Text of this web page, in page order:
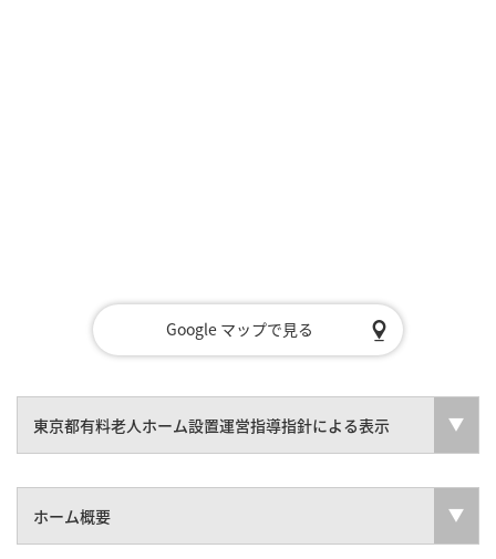
Google マップで見る
東京都有料老人ホーム設置運営指導指針による表示
ホーム概要